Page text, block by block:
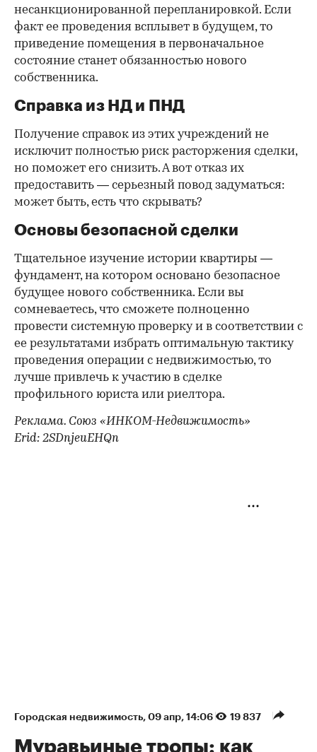
несанкционированной перепланировкой. Если
факт ее проведения всплывет в будущем, то
приведение помещения в первоначальное
состояние станет обязанностью нового
собственника.
Справка из НД и ПНД
Получение справок из этих учреждений не
исключит полностью риск расторжения сделки,
но поможет его снизить. А вот отказ их
предоставить — серьезный повод задуматься:
может быть, есть что скрывать?
Основы безопасной сделки
Тщательное изучение истории квартиры —
фундамент, на котором основано безопасное
будущее нового собственника. Если вы
сомневаетесь, что сможете полноценно
провести системную проверку и в соответствии с
ее результатами избрать оптимальную тактику
проведения операции с недвижимостью, то
лучше привлечь к участию в сделке
профильного юриста или риелтора.
Реклама. Союз «ИНКОМ-Недвижимость»
Erid: 2SDnjeuEHQn
Городская недвижимость 09 апр, 14:06 19 837
Муравьиные тропы: как